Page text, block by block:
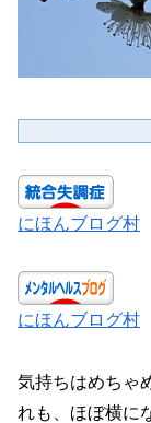
にほんブログ村
にほんブログ村
気持ちはめちゃ
れも、ほぼ横に